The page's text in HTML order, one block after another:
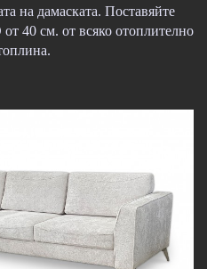
на дамаската. Поставяйте
см. от всяко отоплително